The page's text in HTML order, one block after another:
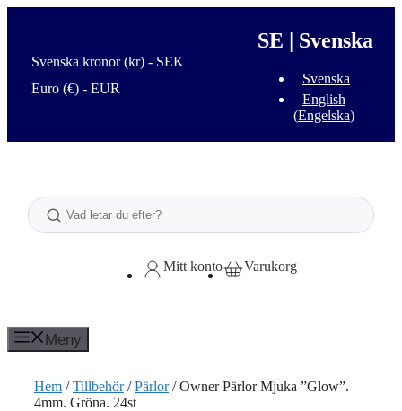
Svenska kronor (kr) - SEK
Euro (€) - EUR
SE | Svenska
Svenska
English
(Engelska)
Sök
Mitt konto Varukorg
Meny
Hem /Tillbehör/Pärlor/ Owner Pärlor Mjuka ”Glow”.
4mm. Gröna. 24st